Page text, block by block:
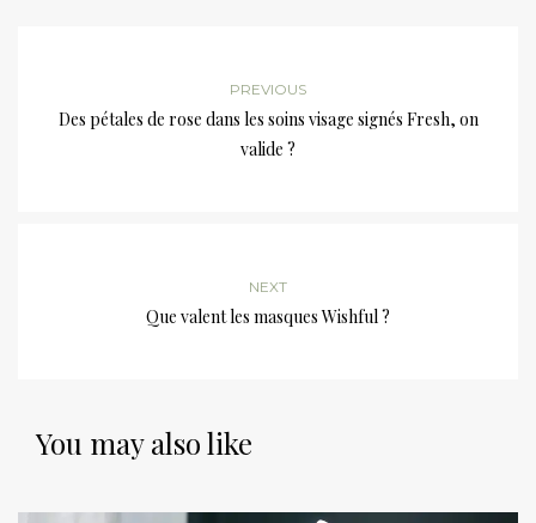
PREVIOUS
Des pétales de rose dans les soins visage signés Fresh, on
valide ?
NEXT
Que valent les masques Wishful ?
You may also like